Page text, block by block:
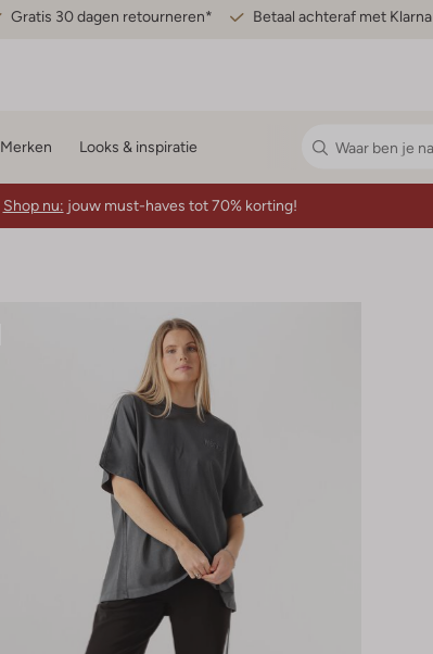
Gratis 30 dagen retourneren* Betaal achteraf met Klarna
Merken Looks & inspiratie
Shop nu: jouw must-haves tot 70% korting!